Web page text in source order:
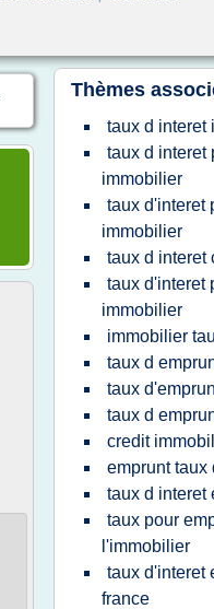
Thèmes
taux d interet
taux d interet
immobilier
taux d'interet
immobilier
taux d interet
taux d'interet
immobilier
immobilier
taux d
taux
taux d
credit
emprunt taux
taux d interet
taux pour
l'immobilier
taux d'interet
france